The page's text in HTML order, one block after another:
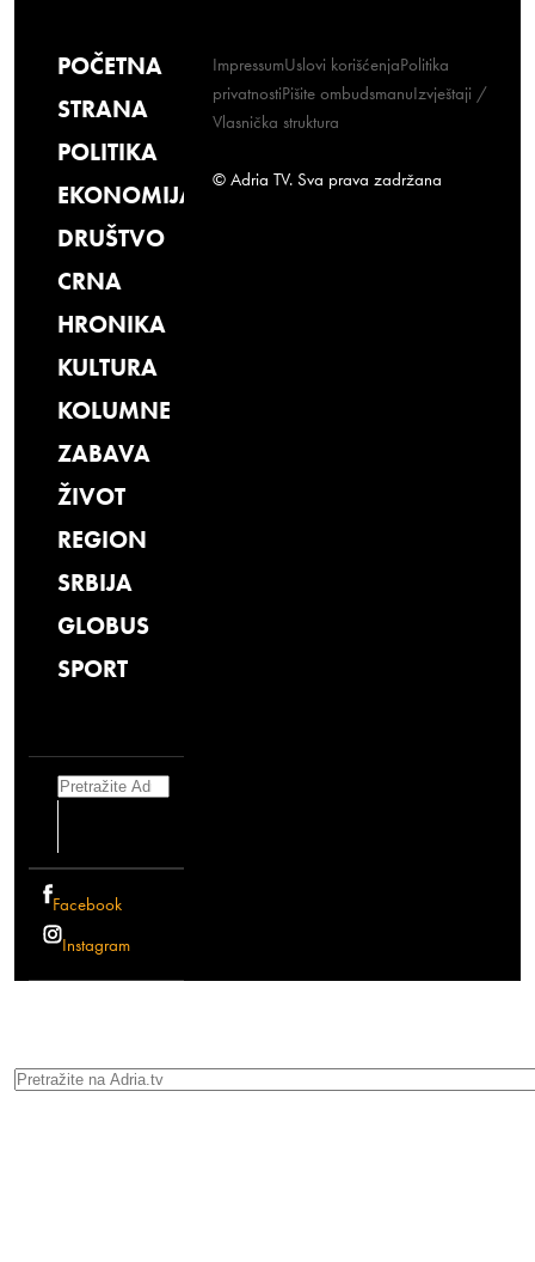
POČETNA
STRANA
POLITIKA
EKONOMIJA
DRUŠTVO
CRNA
HRONIKA
KULTURA
KOLUMNE
ZABAVA
ŽIVOT
REGION
SRBIJA
GLOBUS
SPORT
Search
Facebook
Instagram
ImpressumUslovi korišćenjaPolitika
privatnostiPišite ombudsmanuIzvještaji /
Vlasnička struktura
© Adria TV. Sva prava zadržana
Search